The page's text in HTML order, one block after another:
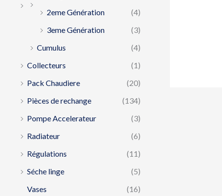
2eme Génération
(4)
3eme Génération
(3)
Cumulus
(4)
Collecteurs
(1)
Pack Chaudiere
(20)
Pièces de rechange
(134)
Pompe Accelerateur
(3)
Radiateur
(6)
Régulations
(11)
Séche linge
(5)
Vases
(16)